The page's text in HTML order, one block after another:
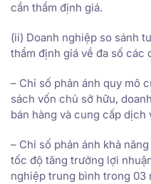
cần thẩm định giá.
(ii) Doanh nghiệp so sánh
thẩm định giá về đa số các
– Chỉ số phản ánh quy mô
sách vốn chủ sở hữu,
bán hàng và cung cấp dịch
– Chỉ số phản ánh khả
tốc độ tăng trưởng lợi
nghiệp trung bình trong 03